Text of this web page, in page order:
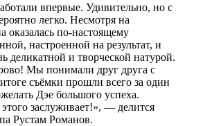
впервые. Удивительно, но с
легко. Несмотря на
оказалась по-настоящему
настроенной на результат, и
деликатной и творческой натурой.
Мы понимали друг друга с
съёмки прошли всего за один
Дэе большого успеха.
заслуживает!», — делится
Рустам Романов.